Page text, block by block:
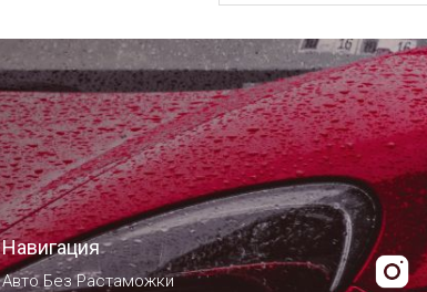
Навигация
Авто Без Растаможки